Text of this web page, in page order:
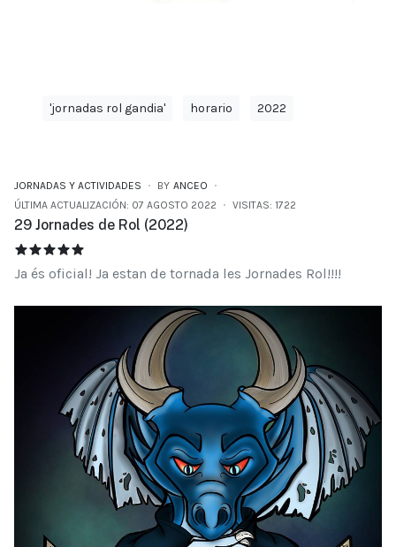
'jornadas rol gandia' horario 2022
JORNADAS Y ACTIVIDADES BY ANCEO
ÚLTIMA ACTUALIZACIÓN: 07 AGOSTO 2022
VISITAS: 1722
29 Jornades de Rol (2022)
29 JORNADES DE ROL (2022)
Ja és oficial! Ja estan de tornada les Jornades Rol!!!!